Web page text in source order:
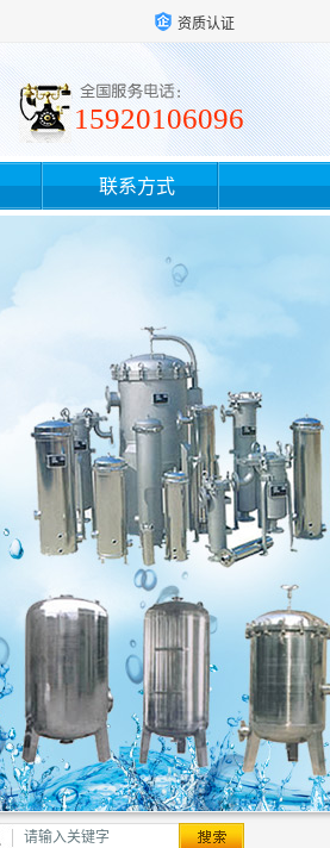
资质认证
15920106096
联系方式